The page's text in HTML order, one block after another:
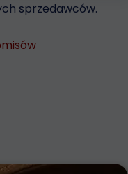
sprzedawców.